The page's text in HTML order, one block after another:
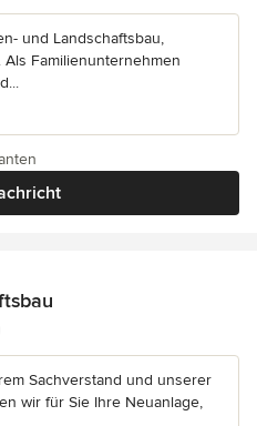
und Landschaftsbau,
Familienunternehmen
von 5 Sternen
Sachverstand und unserer
wir für Sie Ihre Neuanlage,